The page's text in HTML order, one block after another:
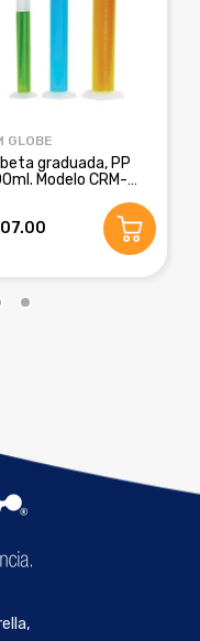
GLOBE
graduada, PP
Modelo CRM-